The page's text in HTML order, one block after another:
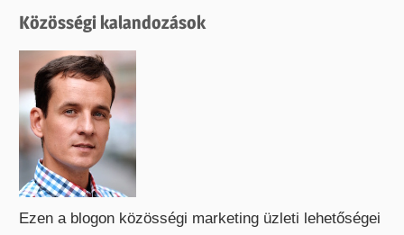
Közösségi kalandozások
Ezen a blogon közösségi marketing üzleti lehetőségei